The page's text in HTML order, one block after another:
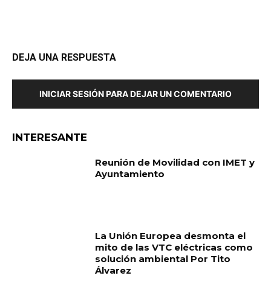
DEJA UNA RESPUESTA
INICIAR SESIÓN PARA DEJAR UN COMENTARIO
INTERESANTE
Reunión de Movilidad con IMET y
Ayuntamiento
La Unión Europea desmonta el
mito de las VTC eléctricas como
solución ambiental Por Tito
Álvarez